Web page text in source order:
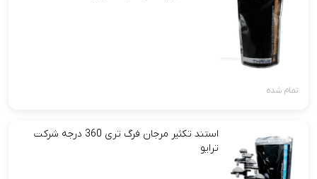
تمام شده
استند تکثیر مرجان فرگ تری 360 درجه شرکت
ترایو